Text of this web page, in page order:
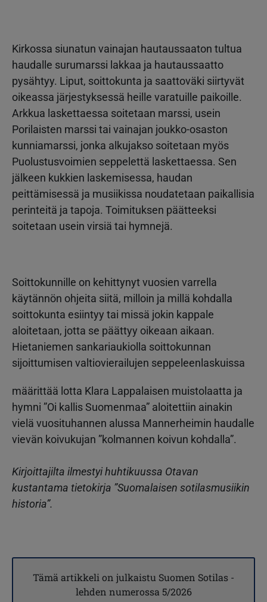
Kirkossa siunatun vainajan hautaussaaton tultua
haudalle surumarssi lakkaa ja hautaussaatto
pysähtyy. Liput, soittokunta ja saattoväki siirtyvät
oikeassa järjestyksessä heille varatuille paikoille.
Arkkua laskettaessa soitetaan marssi, usein
Porilaisten marssi tai vainajan joukko-osaston
kunniamarssi, jonka alkujakso soitetaan myös
Puolustusvoimien seppelettä laskettaessa. Sen
jälkeen kukkien laskemisessa, haudan
peittämisessä ja musiikissa noudatetaan paikallisia
perinteitä ja tapoja. Toimituksen päätteeksi
soitetaan usein virsiä tai hymnejä.
Soittokunnille on kehittynyt vuosien varrella
käytännön ohjeita siitä, milloin ja millä kohdalla
soittokunta esiintyy tai missä jokin kappale
aloitetaan, jotta se päättyy oikeaan aikaan.
Hietaniemen sankariaukiolla soittokunnan
sijoittumisen valtiovierailujen seppeleenlaskuissa
määrittää lotta Klara Lappalaisen muistolaatta ja
hymni ”Oi kallis Suomenmaa” aloitettiin ainakin
vielä vuosituhannen alussa Mannerheimin haudalle
vievän koivukujan ”kolmannen koivun kohdalla”.
Kirjoittajilta ilmestyi huhtikuussa Otavan
kustantama tietokirja ”Suomalaisen sotilasmusiikin
historia”.
Tämä artikkeli on julkaistu Suomen Sotilas -
lehden numerossa 5/2026